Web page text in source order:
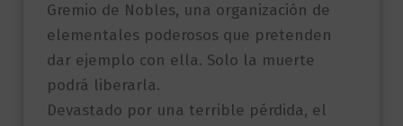
Gremio de Nobles, una organización de
elementales poderosos que pretenden
dar ejemplo con ella. Solo la muerte
podrá liberarla.
Devastado por una terrible pérdida, el